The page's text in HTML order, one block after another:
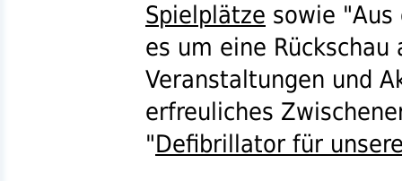
Spielplätze sowie
es um eine
Veranstaltungen und
erfreuliches
"Defibrillator für